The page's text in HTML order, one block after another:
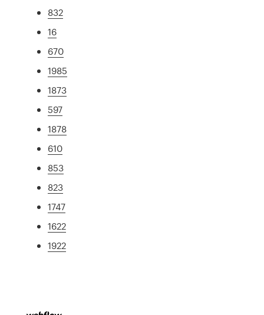
832
16
670
1985
1873
597
1878
610
853
823
1747
1622
1922